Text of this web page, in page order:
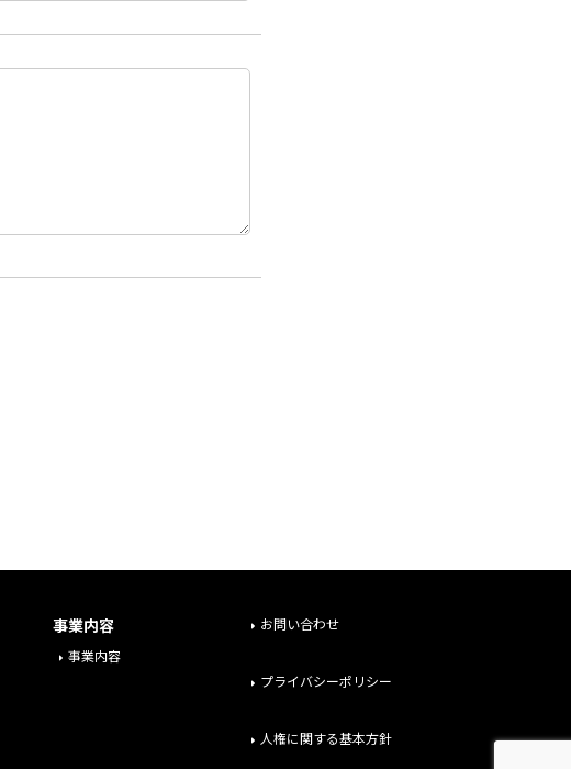
事業内容
事業内容
お問い合わせ
プライバシーポリシー
人権に関する基本方針